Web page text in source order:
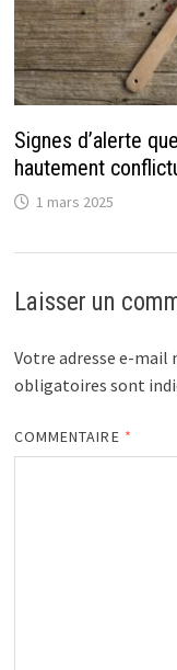
Signes d’alerte
hautement
1 mars 2025
Laisser un
Votre adresse e-mail
obligatoires sont
COMMENTAIRE *